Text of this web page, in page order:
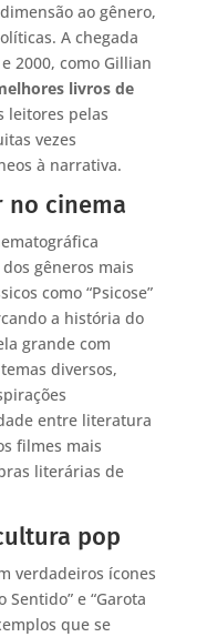
ao gênero,
A chegada
2000, como Gillian
livros de
leitores pelas
vezes
à narrativa.
no cinema
gêneros mais
como “Psicose”
a história do
grande com
diversos,
entre literatura
filmes mais
literárias de
pop
verdadeiros ícones
Sentido” e “Garota
que se